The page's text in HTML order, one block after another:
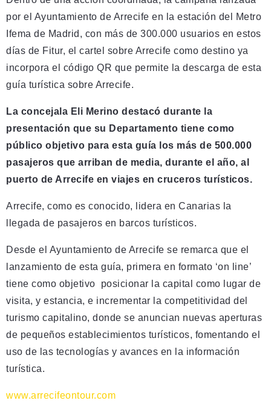
por el Ayuntamiento de Arrecife en la estación del Metro
Ifema de Madrid, con más de 300.000 usuarios en estos
días de Fitur, el cartel sobre Arrecife como destino ya
incorpora el código QR que permite la descarga de esta
guía turística sobre Arrecife.
La concejala Eli Merino destacó durante la
presentación que su Departamento tiene como
público objetivo para esta guía los más de 500.000
pasajeros que arriban de media, durante el año, al
puerto de Arrecife en viajes en cruceros turísticos.
Arrecife, como es conocido, lidera en Canarias la
llegada de pasajeros en barcos turísticos.
Desde el Ayuntamiento de Arrecife se remarca que el
lanzamiento de esta guía, primera en formato ‘on line’
tiene como objetivo posicionar la capital como lugar de
visita, y estancia, e incrementar la competitividad del
turismo capitalino, donde se anuncian nuevas aperturas
de pequeños establecimientos turísticos, fomentando el
uso de las tecnologías y avances en la información
turística.
www.arrecifeontour.com